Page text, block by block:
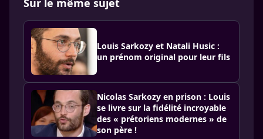
Sur le même sujet
Louis Sarkozy et Natali Husic :
un prénom original pour leur fils
Nicolas Sarkozy en prison : Louis
se livre sur la fidélité incroyable
des « prétoriens modernes » de
son père !